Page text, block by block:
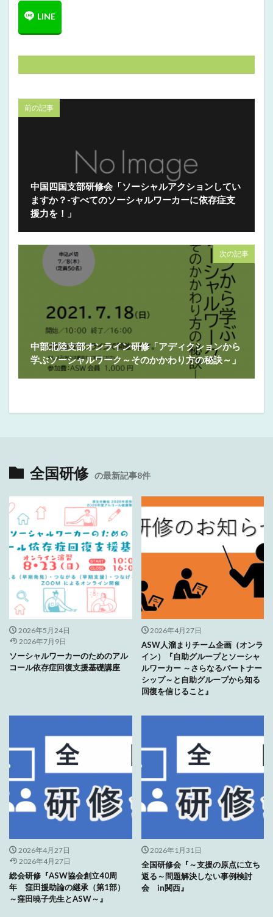
前の記事
中国四国支部研修会「ソーシャルアクションしてい
ますか？-すべてのソーシャルワーカーに依存症支
援力を！」
次の記事
中部北陸支部オンライン研修「アディクションから
学ぶソーシャルワーク～そのかかわり方の秘訣～」
全国研修 の最新記事8件
2026年5月24日
2026年7月9日
ソーシャルワーカーのためのアル
コール依存症回復支援基礎講座
2026年4月27日
ASW人溜まりチーム企画（オンラ
イン）『自助グループとソーシャ
ルワーカー ～さらなるパートナー
シップ～と自助グループから知る
回復を信じること』
2026年4月27日
2026年4月27日
総会研修『ASW協会創立40周
年 窪田援助論の継承（第1部）
～窪田暁子先生とASW～』
2026年1月31日
全国研修会『～支援の原点に立ち
返る～問題解決しない事例検討
会 in関西』